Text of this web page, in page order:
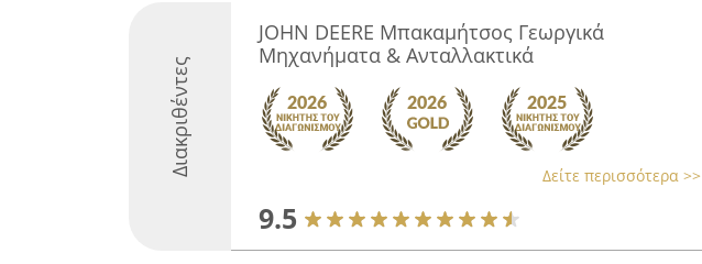
Διακριθέντες
JOHN DEERE Μπακαμήτσος Γεωργικά
Μηχανήματα & Ανταλλακτικά
Δείτε περισσότερα >>
9.5